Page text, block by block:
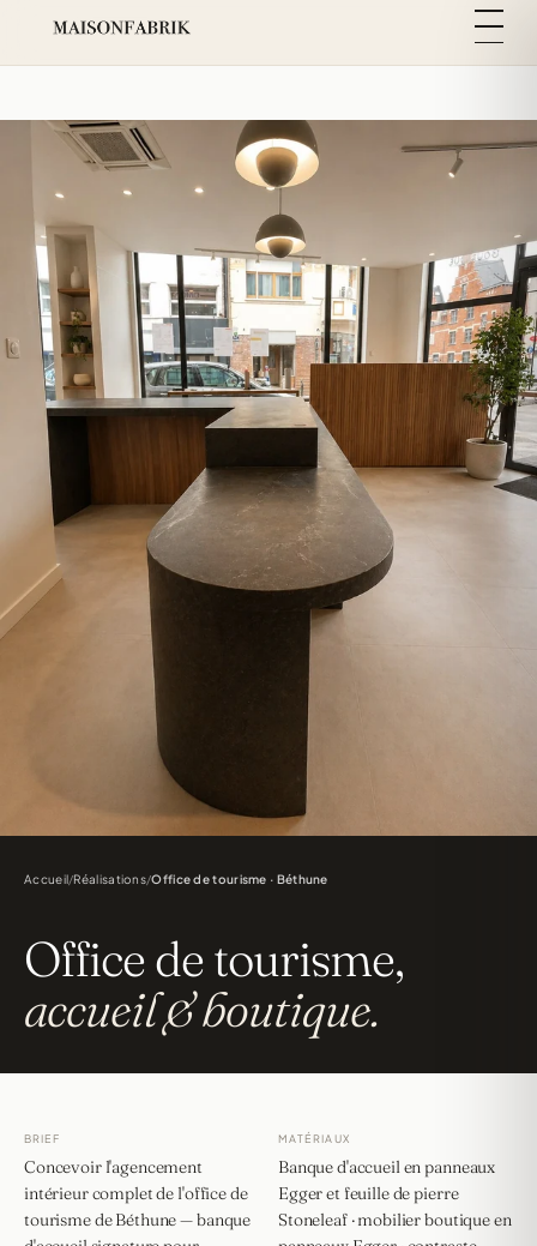
Accueil/Réalisations/Office de tourisme · Béthune
Office de tourisme,
accueil & boutique.
BRIEF
Concevoir l'agencement
intérieur complet de l'office de
tourisme de Béthune — banque
MATÉRIAUX
Banque d'accueil en panneaux
Egger et feuille de pierre
Stoneleaf · mobilier boutique en